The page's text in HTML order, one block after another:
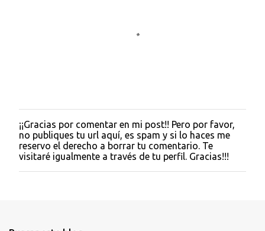
P
u
b
l
i
¡¡Gracias por comentar en mi post!! Pero por favor,
no publiques tu url aquí, es spam y si lo haces me
reservo el derecho a borrar tu comentario. Te
visitaré igualmente a través de tu perfil. Gracias!!!